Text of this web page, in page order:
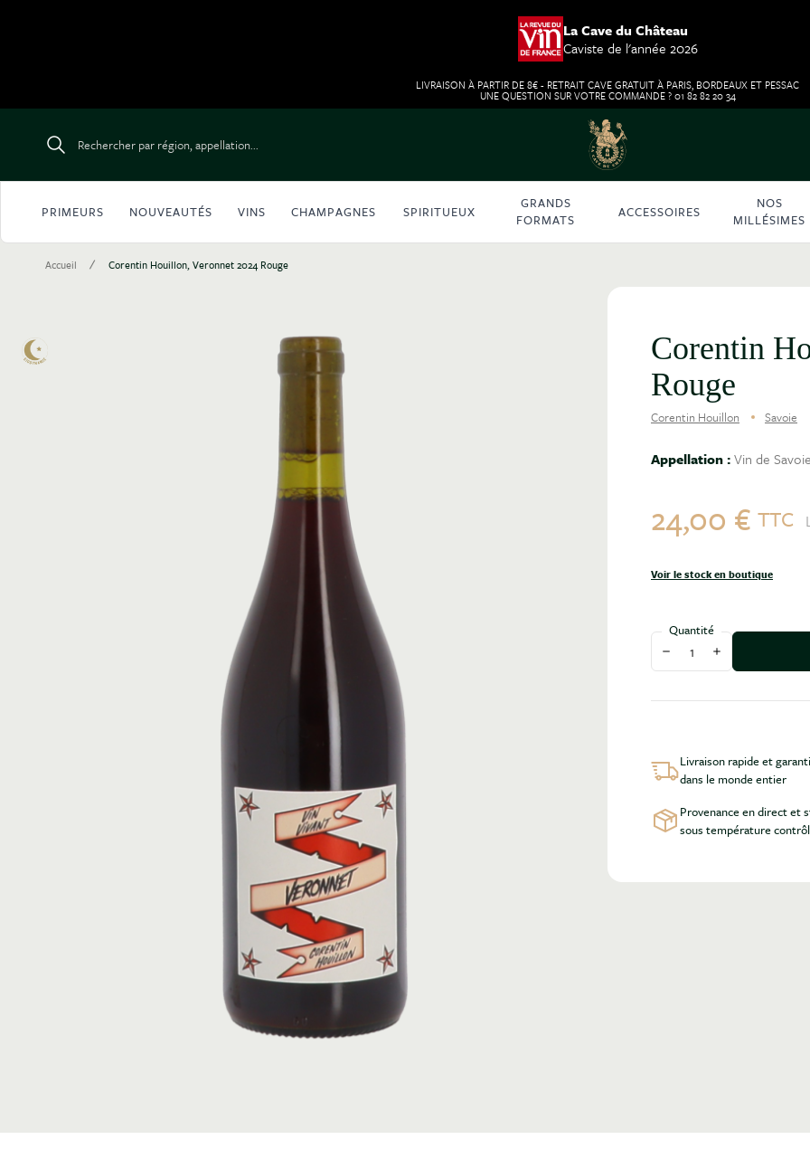
La Cave du Château
Caviste de l'année 2026
LIVRAISON À PARTIR DE 8€ - RETRAIT CAVE GRATUIT À PARIS, BORDEAUX ET PESSAC
UNE QUESTION SUR VOTRE COMMANDE ? 01 82 82 20 34
Rechercher par région, appellation...
PRIMEURS NOUVEAUTÉS VINS CHAMPAGNES SPIRITUEUX
GRANDS
FORMATS
ACCESSOIRES
NOS
MILLÉSIMES
Accueil / Corentin Houillon, Veronnet 2024 Rouge
Corentin
Rouge
Corentin Houillon Savoie
Appellation :Vin de
24,00 € TTC
Voir le stock en boutique
Quantité
Diminuer la quantité
Augmenter la
Livraison rapide et
dans le monde entier
Provenance en direct et
sous température